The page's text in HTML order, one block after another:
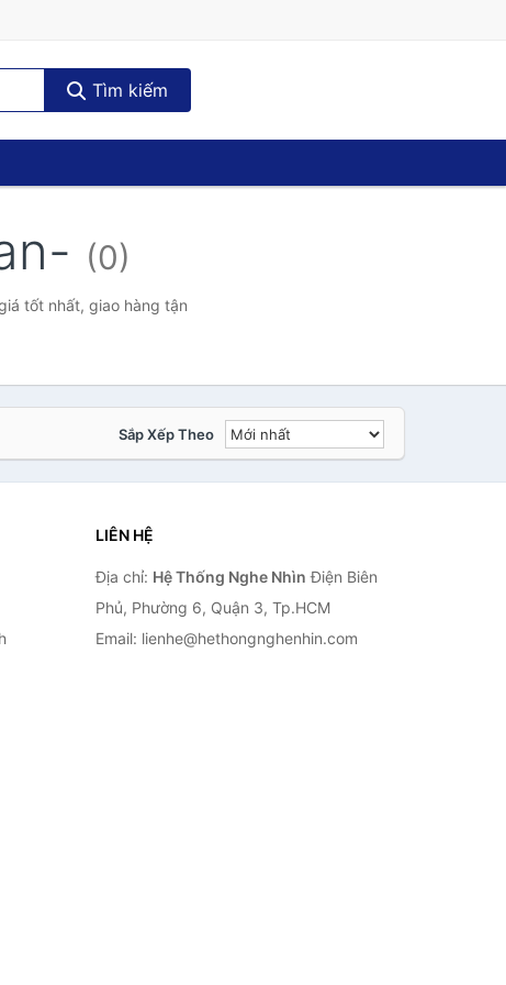
Tìm kiếm
(0)
tốt nhất, giao hàng tận
Sắp Xếp Theo
LIÊN HỆ
Địa chỉ: Hệ Thống Nghe Nhìn Điện Biên
Phủ, Phường 6, Quận 3, Tp.HCM
Email: lienhe@hethongnghenhin.com